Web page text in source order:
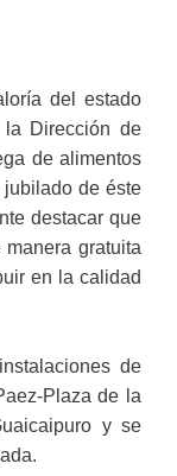
del estado
Dirección de
de alimentos
de éste
destacar que
gratuita
en la calidad
de
Plaza de la
y se